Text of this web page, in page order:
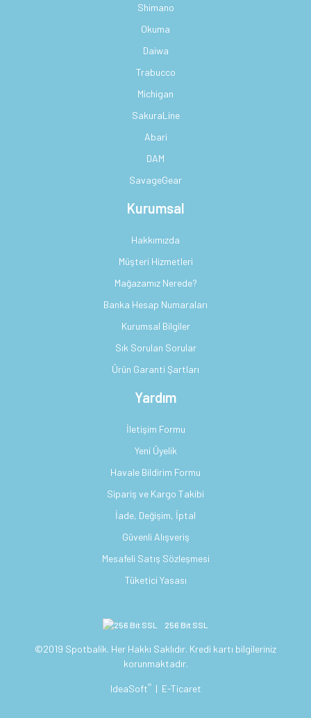
Shimano
Okuma
Daiwa
Trabucco
Michigan
SakuraLine
Abari
DAM
SavageGear
Kurumsal
Hakkımızda
Müşteri Hizmetleri
Mağazamız Nerede?
Banka Hesap Numaraları
Kurumsal Bilgiler
Sık Sorulan Sorular
Ürün Garanti Şartları
Yardım
İletişim Formu
Yeni Üyelik
Havale Bildirim Formu
Sipariş ve Kargo Takibi
İade, Değişim, İptal
Güvenli Alışveriş
Mesafeli Satış Sözleşmesi
Tüketici Yasası
256 Bit SSL
©2019 Spotbalik. Her Hakkı Saklıdır. Kredi kartı bilgileriniz
korunmaktadır.
IdeaSoft® | E-Ticaret